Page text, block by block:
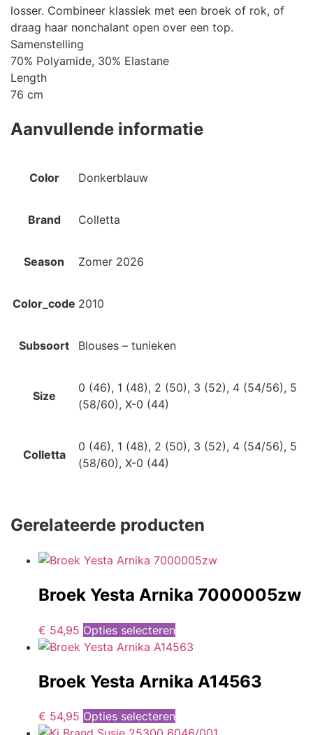
losser. Combineer klassiek met een broek of rok, of
draag haar nonchalant open over een top.
Samenstelling
70% Polyamide, 30% Elastane
Length
76 cm
Aanvullende informatie
Color Donkerblauw
Brand Colletta
Season Zomer 2026
Color_code 2010
Subsoort Blouses – tunieken
Size
0 (46), 1 (48), 2 (50), 3 (52), 4 (54/56), 5
(58/60), X-0 (44)
Colletta
0 (46), 1 (48), 2 (50), 3 (52), 4 (54/56), 5
(58/60), X-0 (44)
Gerelateerde producten
Broek Yesta Arnika 7000005zw
€ 54,95 Opties selecteren
Broek Yesta Arnika A14563
€ 54,95 Opties selecteren